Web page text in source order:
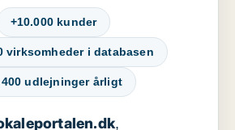
+10.000 kunder
virksomheder i databasen
udlejninger årligt
,